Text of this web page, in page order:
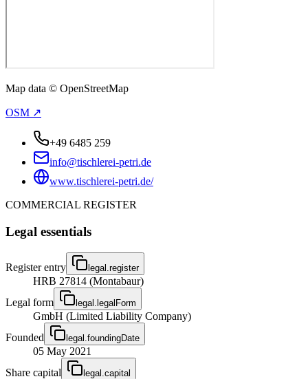
Map data © OpenStreetMap
OSM ↗
+49 6485 259
info@tischlerei-petri.de
www.tischlerei-petri.de/
COMMERCIAL REGISTER
Legal essentials
Register entry legal.register
HRB 27814 (Montabaur)
Legal form
legal.legalForm
GmbH (Limited Liability Company)
Founded
legal.foundingDate
05 May 2021
Share capital
legal.capital